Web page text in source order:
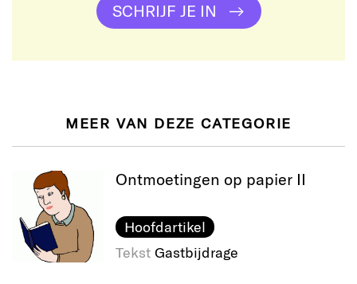
SCHRIJF JE IN
MEER VAN DEZE CATEGORIE
Ontmoetingen op papier II
Hoofdartikel
Tekst Gastbijdrage